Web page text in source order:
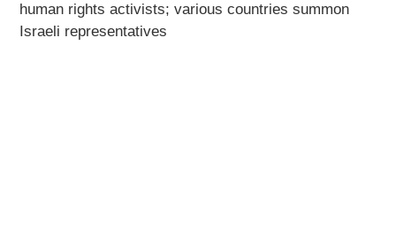
human rights activists; various countries summon
Israeli representatives